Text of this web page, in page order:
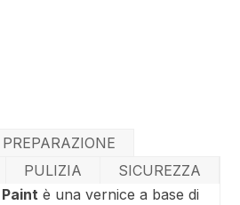
PREPARAZIONE
PULIZIA
SICUREZZA
è una vernice a base di